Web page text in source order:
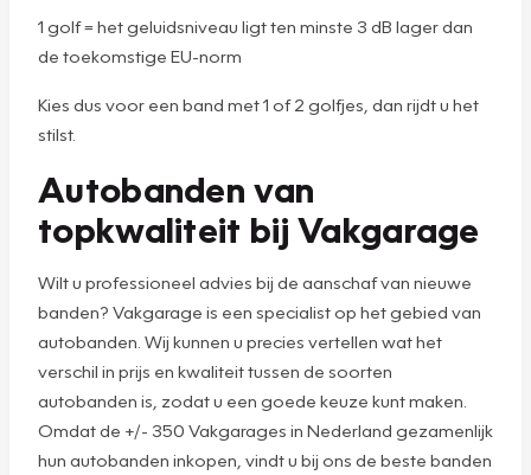
1 golf = het geluidsniveau ligt ten minste 3 dB lager dan
de toekomstige EU-norm
Kies dus voor een band met 1 of 2 golfjes, dan rijdt u het
stilst.
Autobanden van
topkwaliteit bij Vakgarage
Wilt u professioneel advies bij de aanschaf van nieuwe
banden? Vakgarage is een specialist op het gebied van
autobanden. Wij kunnen u precies vertellen wat het
verschil in prijs en kwaliteit tussen de soorten
autobanden is, zodat u een goede keuze kunt maken.
Omdat de +/- 350 Vakgarages in Nederland gezamenlijk
hun autobanden inkopen, vindt u bij ons de beste banden